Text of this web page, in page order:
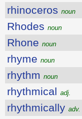
rhinoceros noun
Rhodes noun
Rhone noun
rhyme noun
rhythm noun
rhythmical adj.
rhythmically adv.